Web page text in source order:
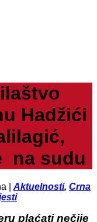
Hadžići
na sudu
| Aktuelnosti, Crna
plaćati nečije